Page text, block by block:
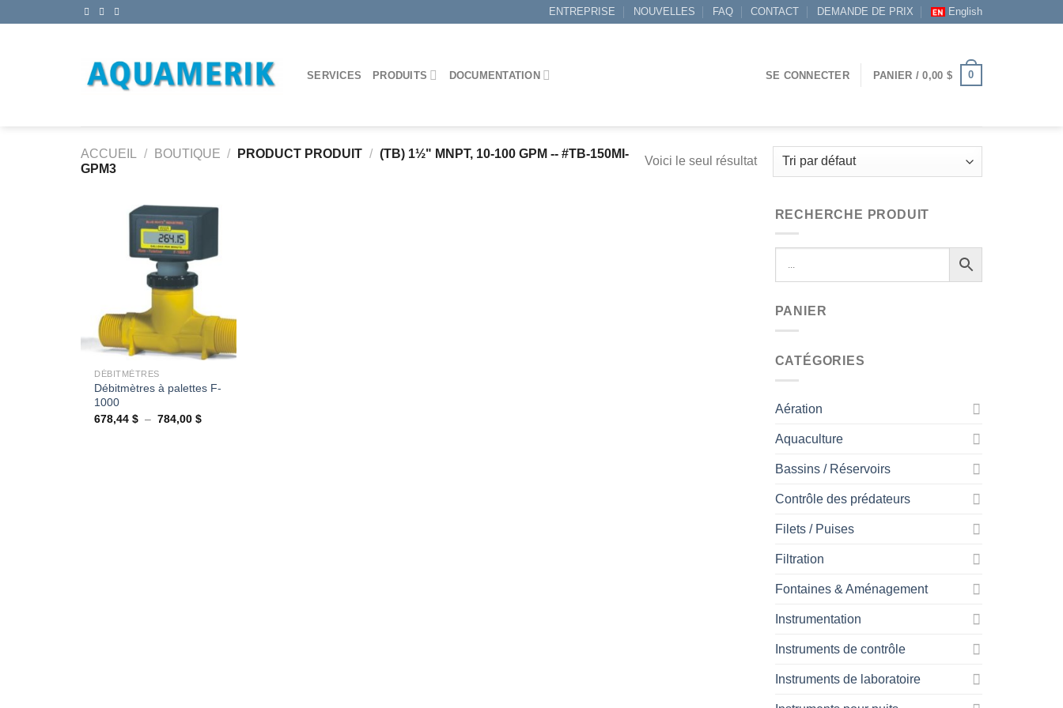
ENTREPRISE NOUVELLES FAQ CONTACT DEMANDE DE PRIX English
SERVICES PRODUITS DOCUMENTATION SE CONNECTER PANIER /0,00 $ 0
ACCUEIL / BOUTIQUE / PRODUCT PRODUIT / (TB) 1½" MNPT, 10-100 GPM -- #TB-150MI-
GPM3
Voici le seul résultat
Ajouter
+
DÉBITMÈTRES
Débitmètres à palettes F-
1000
678,44$ – 784,00$Plage
RECHERCHE PRODUIT
PANIER
CATÉGORIES
Aération
Aquaculture
Bassins / Réservoirs
Contrôle des prédateurs
Filets / Puises
Filtration
Fontaines & Aménagement
Instrumentation
Instruments de contrôle
Instruments de laboratoire